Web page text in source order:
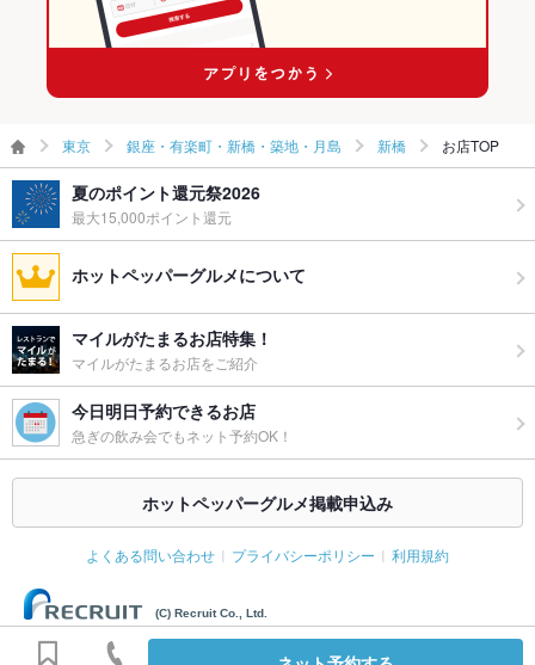
い合わせ下さい。
お祝い・サ
備考
のキャンセルは、キャンセル料100%かかります。
東京 銀座・有楽町・新橋・築地・月島 新橋 お店TOP
夏のポイント還元祭2026
最大15,000ポイント還元
ホットペッパーグルメについて
マイルがたまるお店特集！
マイルがたまるお店をご紹介
今日明日予約できるお店
急ぎの飲み会でもネット予約OK！
ホットペッパーグルメ掲載申込み
よくある問い合わせ プライバシーポリシー 利用規約
(C) Recruit Co., Ltd.